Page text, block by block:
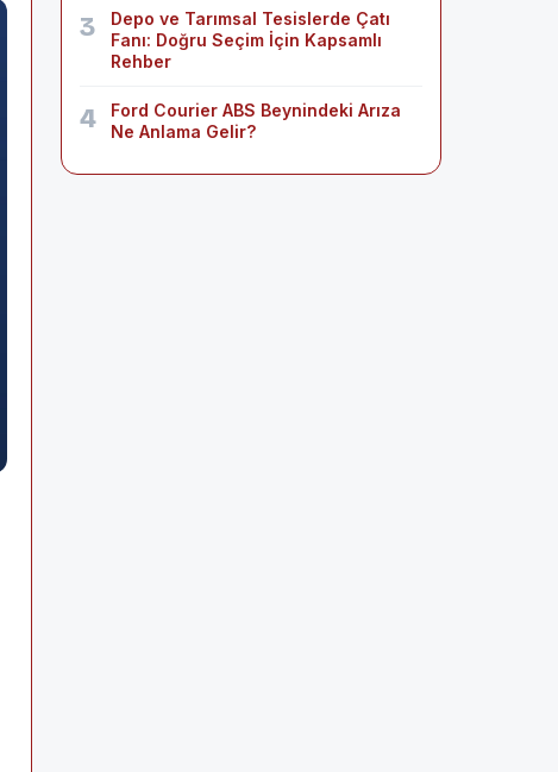
3
Depo ve Tarımsal Tesislerde Çatı
Fanı: Doğru Seçim İçin Kapsamlı
Rehber
4
Ford Courier ABS Beynindeki Arıza
Ne Anlama Gelir?